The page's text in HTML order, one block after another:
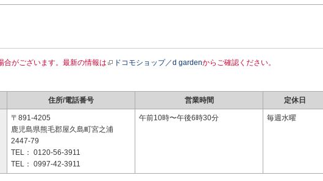
合がございます。最新の情報は ドコモショップ／d gardenからご確認ください。
住所/電話番号 営業時間 定休日
〒891-4205
鹿児島県熊毛郡屋久島町宮之浦
2447-79
TEL： 0120-56-3911
TEL： 0997-42-3911
午前10時〜午後6時30分 毎週水曜